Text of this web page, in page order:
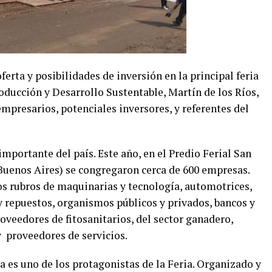
y posibilidades de inversión en la principal feria
y Desarrollo Sustentable, Martín de los Ríos,
potenciales inversores, y referentes del
del país. Este año, en el Predio Ferial San
Aires) se congregaron cerca de 600 empresas.
rubros de maquinarias y tecnología, automotrices,
organismos públicos y privados, bancos y
de fitosanitarios, del sector ganadero,
proveedores de servicios.
es uno de los protagonistas de la Feria. Organizado y